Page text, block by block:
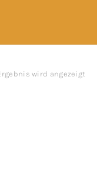
wird angezeigt